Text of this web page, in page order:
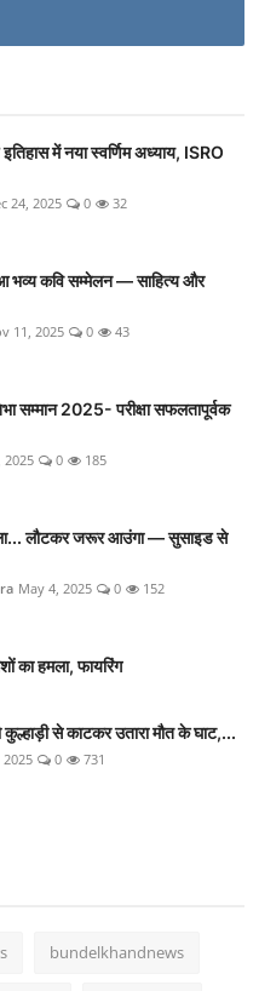
में नया स्वर्णिम अध्याय, ISRO
24, 2025 0 32
भव्य कवि सम्मेलन — साहित्य और
11, 2025 0 43
सम्मान 2025- परीक्षा सफलतापूर्वक
2025 0 185
लौटकर जरूर आउंगा — सुसाइड से
May 4, 2025 0 152
का हमला, फायरिंग
कुल्हाड़ी से काटकर उतारा मौत के घाट,...
0 731
bundelkhandnews